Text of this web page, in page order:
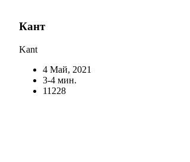
Кант
Kant
4 Май, 2021
3-4 мин.
11228